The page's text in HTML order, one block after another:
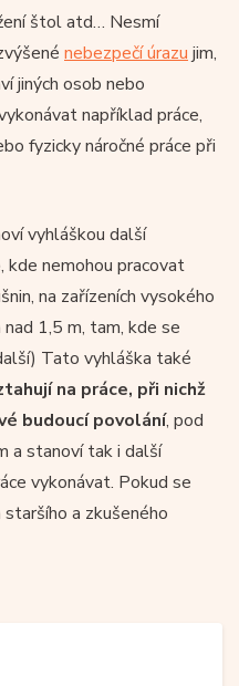
štol atd… Nesmí
nebezpečí úrazu jim,
jiných osob nebo
například práce,
fyzicky náročné práce při
vyhláškou další
, kde nemohou pracovat
na zařízeních vysokého
1,5 m, tam, kde se
Tato vyhláška také
na práce, při nichž
budoucí povolání, pod
a stanoví tak i další
vykonávat. Pokud se
a zkušeného